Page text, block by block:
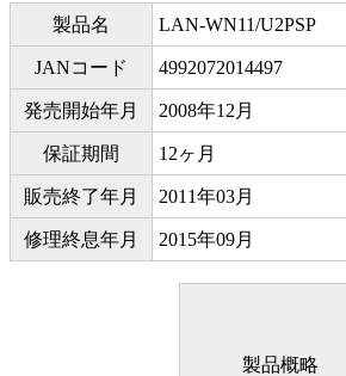
製品名 LAN-WN11/U2PSP
JANコード 4992072014497
発売開始年月 2008年12月
保証期間 12ヶ月
販売終了年月 2011年03月
修理終息年月 2015年09月
製品概略